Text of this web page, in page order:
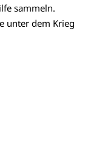
sammeln.
unter dem Krieg